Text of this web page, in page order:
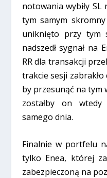
notowania wybiły SL
tym samym
uniknięto przy tym
nadszedł sygnał na
RR dla transakcji
trakcie sesji
by przesunąć na tym
zostałby on
samego dnia.
Finalnie w portfelu
tylko Enea, której
zabezpieczoną na